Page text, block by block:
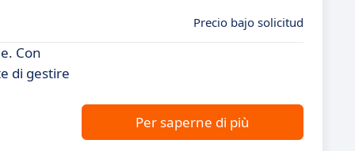
Precio bajo solicitud
Con
di gestire
Per saperne di più